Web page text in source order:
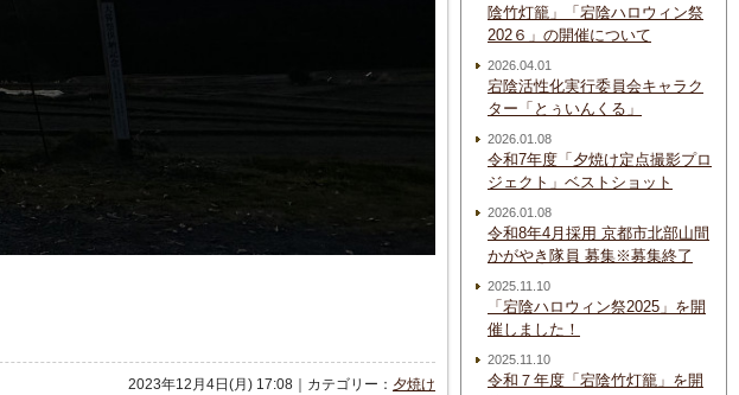
2023年12月4日(月) 17:08｜カテゴリー： 夕焼け
陰竹灯籠」「宕陰ハロウィン祭
202６」の開催について
2026.04.01
宕陰活性化実行委員会キャラク
ター「とぅいんくる」
2026.01.08
令和7年度「夕焼け定点撮影プロ
ジェクト」ベストショット
2026.01.08
令和8年4月採用 京都市北部山間
かがやき隊員 募集※募集終了
2025.11.10
「宕陰ハロウィン祭2025」を開
催しました！
2025.11.10
令和７年度「宕陰竹灯籠」を開